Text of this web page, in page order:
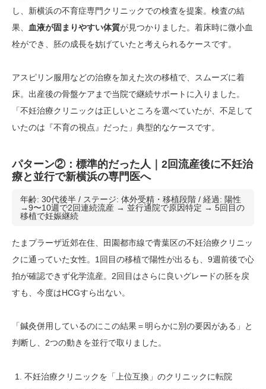
し、新横浜の不育症専門クリニックでの検査を提案。検査の結
果、
血液が固まりやすい体質が見つかりました。着床時に微小血
栓ができ、胚の成長を妨げていたと考えられるケースです。
アスピリン服用などの治療を加えた次の移植で、スムーズに着
床。出産後の骨盤ケアまで当院で継続サポートに入りました。
「不妊治療クリニックは正しいところを選べていたが、不足して
いたのは『不育の視点』だった」典型的なケースです。
パターン②：標準的だった人｜2回流産後に不妊治
療と並行で新横浜の専門医へ
年齢: 30代後半 / ステージ: 体外受精・移植段階 / 経過: 陽性
→9〜10週で2回連続流産 → 並行通院で原因特定 → 5回目の
移植で妊娠継続
たまプラーザ近郊在住、田園都市線で青葉区の不妊治療クリニッ
クに通っていた女性。1回目の移植で陽性が出るも、9週前後で心
拍が確認できず化学流産。2回目はさらに良いグレードの胚を戻
すも、今度はHCGすら出ない。
「鍼灸併用しているのにこの結果＝明らかに別の要因がある」と
判断し、2つの動きを並行で取りました。
不妊治療クリニックを「上位互換」のクリニックに転院